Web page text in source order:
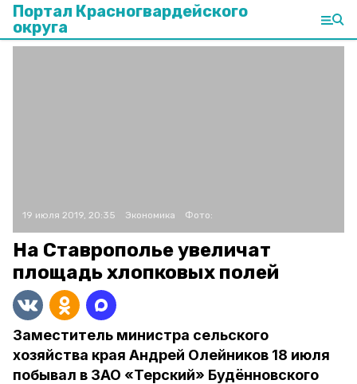
Портал Красногвардейского
округа
19 июля 2019, 20:35 Экономика Фото:
На Ставрополье увеличат
площадь хлопковых полей
Заместитель министра сельского
хозяйства края Андрей Олейников 18 июля
побывал в ЗАО «Терский» Будённовского